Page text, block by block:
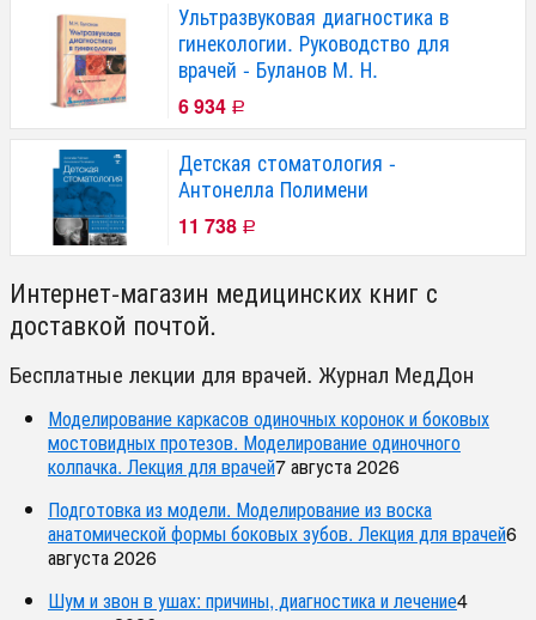
Ультразвуковая диагностика в
гинекологии. Руководство для
врачей - Буланов М. Н.
6 934 Р
Детская стоматология -
Антонелла Полимени
11 738 Р
Интернет-магазин медицинских книг с
доставкой почтой.
Бесплатные лекции для врачей. Журнал МедДон
Моделирование каркасов одиночных коронок и боковых
мостовидных протезов. Моделирование одиночного
колпачка. Лекция для врачей7 августа 2026
Подготовка из модели. Моделирование из воска
анатомической формы боковых зубов. Лекция для врачей6
августа 2026
Шум и звон в ушах: причины, диагностика и лечение4